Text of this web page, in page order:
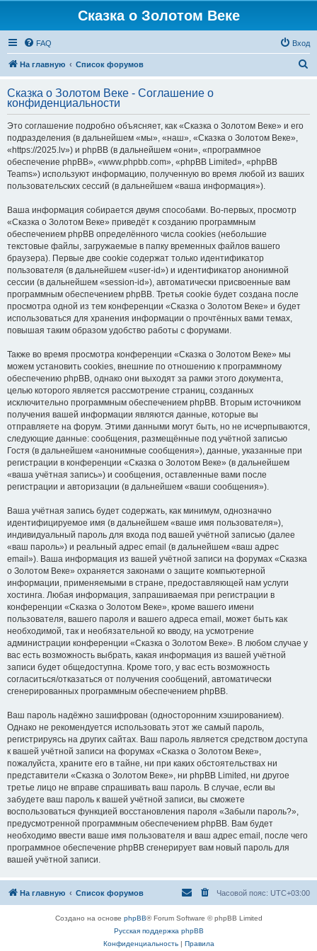
Сказка о Золотом Веке
FAQ Вход
На главную Список форумов
с
Сказка о Золотом Веке - Соглашение о
конфиденциальности
Это соглашение подробно объясняет, как «Сказка о Золотом Веке» и его
подразделения (в дальнейшем «мы», «наш», «Сказка о Золотом Веке»,
«https://2025.lv») и phpBB (в дальнейшем «они», «программное
обеспечение phpBB», «www.phpbb.com», «phpBB Limited», «phpBB
Teams») используют информацию, полученную во время любой из ваших
пользовательских сессий (в дальнейшем «ваша информация»).
Ваша информация собирается двумя способами. Во-первых, просмотр
«Сказка о Золотом Веке» приведёт к созданию программным
обеспечением phpBB определённого числа cookies (небольшие
текстовые файлы, загружаемые в папку временных файлов вашего
браузера). Первые две cookie содержат только идентификатор
пользователя (в дальнейшем «user-id») и идентификатор анонимной
сессии (в дальнейшем «session-id»), автоматически присвоенные вам
программным обеспечением phpBB. Третья cookie будет создана после
просмотра одной из тем конференции «Сказка о Золотом Веке» и будет
использоваться для хранения информации о прочтённых вами темах,
повышая таким образом удобство работы с форумами.
Также во время просмотра конференции «Сказка о Золотом Веке» мы
можем установить cookies, внешние по отношению к программному
обеспечению phpBB, однако они выходят за рамки этого документа,
целью которого является рассмотрение страниц, созданных
исключительно программным обеспечением phpBB. Вторым источником
получения вашей информации являются данные, которые вы
отправляете на форум. Этими данными могут быть, но не исчерпываются,
следующие данные: сообщения, размещённые под учётной записью
Гостя (в дальнейшем «анонимные сообщения»), данные, указанные при
регистрации в конференции «Сказка о Золотом Веке» (в дальнейшем
«ваша учётная запись») и сообщения, оставленные вами после
регистрации и авторизации (в дальнейшем «ваши сообщения»).
Ваша учётная запись будет содержать, как минимум, однозначно
идентифицируемое имя (в дальнейшем «ваше имя пользователя»),
индивидуальный пароль для входа под вашей учётной записью (далее
«ваш пароль») и реальный адрес email (в дальнейшем «ваш адрес
email»). Ваша информация из вашей учётной записи на форумах «Сказка
о Золотом Веке» охраняется законами о защите компьютерной
информации, применяемыми в стране, предоставляющей нам услуги
хостинга. Любая информация, запрашиваемая при регистрации в
конференции «Сказка о Золотом Веке», кроме вашего имени
пользователя, вашего пароля и вашего адреса email, может быть как
необходимой, так и необязательной ко вводу, на усмотрение
администрации конференции «Сказка о Золотом Веке». В любом случае у
вас есть возможность выбрать, какая информация из вашей учётной
записи будет общедоступна. Кроме того, у вас есть возможность
согласиться/отказаться от получения сообщений, автоматически
сгенерированных программным обеспечением phpBB.
Ваш пароль надёжно зашифрован (односторонним хэшированием).
Однако не рекомендуется использовать этот же самый пароль,
регистрируясь на других сайтах. Ваш пароль является средством доступа
к вашей учётной записи на форумах «Сказка о Золотом Веке»,
пожалуйста, храните его в тайне, ни при каких обстоятельствах ни
представители «Сказка о Золотом Веке», ни phpBB Limited, ни другое
третье лицо не вправе спрашивать ваш пароль. В случае, если вы
забудете ваш пароль к вашей учётной записи, вы сможете
воспользоваться функцией восстановления пароля «Забыли пароль?»,
предусмотренной программным обеспечением phpBB. Вам будет
необходимо ввести ваше имя пользователя и ваш адрес email, после чего
программное обеспечение phpBB сгенерирует вам новый пароль для
вашей учётной записи.
На главную Список форумов Часовой пояс: UTC+03:00
Создано на основе phpBB® Forum Software © phpBB Limited
Русская поддержка phpBB
Конфиденциальность| Правила